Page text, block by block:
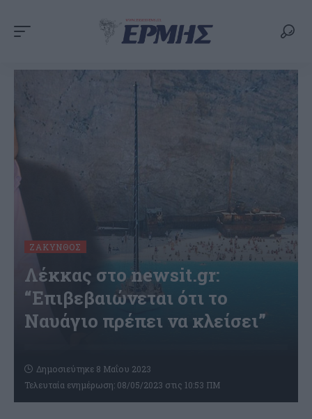
ΖΆΚΥΝΘΟΣ
Λέκκας στο newsit.gr:
“Επιβεβαιώνεται ότι το
Ναυάγιο πρέπει να κλείσει”
Τελευταία ενημέρωση: 08/05/2023 στις 10:53 ΠΜ
Δημοσιεύτηκε 8 Μαΐου 2023